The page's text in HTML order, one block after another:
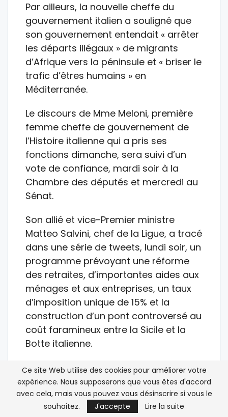
Par ailleurs, la nouvelle cheffe du
gouvernement italien a souligné que
son gouvernement entendait « arrêter
les départs illégaux » de migrants
d’Afrique vers la péninsule et « briser le
trafic d’êtres humains » en
Méditerranée.
Le discours de Mme Meloni, première
femme cheffe de gouvernement de
l’Histoire italienne qui a pris ses
fonctions dimanche, sera suivi d’un
vote de confiance, mardi soir à la
Chambre des députés et mercredi au
Sénat.
Son allié et vice-Premier ministre
Matteo Salvini, chef de la Ligue, a tracé
dans une série de tweets, lundi soir, un
programme prévoyant une réforme
des retraites, d’importantes aides aux
ménages et aux entreprises, un taux
d’imposition unique de 15% et la
construction d’un pont controversé au
coût faramineux entre la Sicile et la
Botte italienne.
Ces promesses faisaient partie du
programme électoral de la coalition
de droite, qui comprend aussi Forza
Italia de Silvio Berlusconi, mais Mme
Ce site Web utilise des cookies pour améliorer votre
expérience. Nous supposerons que vous êtes d'accord
avec cela, mais vous pouvez vous désinscrire si vous le
souhaitez.
J'accepte Lire la suite